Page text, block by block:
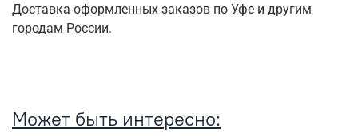
Доставка оформленных заказов по Уфе и другим
городам России.
Может быть интересно: